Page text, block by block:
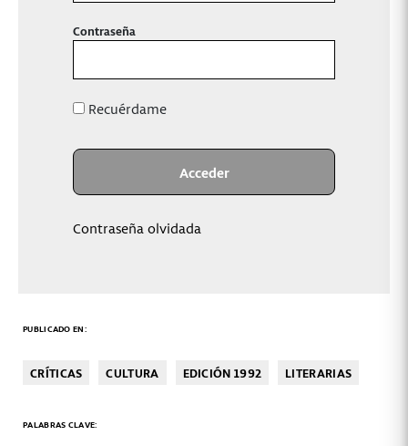
Contraseña
Recuérdame
Contraseña olvidada
PUBLICADO EN:
CRÍTICAS CULTURA EDICIÓN 1992 LITERARIAS
PALABRAS CLAVE: